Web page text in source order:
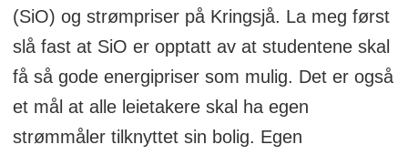
(SiO) og strømpriser på Kringsjå. La meg først
slå fast at SiO er opptatt av at studentene skal
få så gode energipriser som mulig. Det er også
et mål at alle leietakere skal ha egen
strømmåler tilknyttet sin bolig. Egen